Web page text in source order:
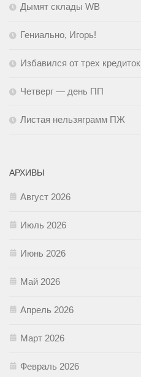
Дымят склады WB
Гениально, Игорь!
Избавился от трех кредиток
Четверг — день ПП
Листая нельзяграмм ПЖ
АРХИВЫ
Август 2026
Июль 2026
Июнь 2026
Май 2026
Апрель 2026
Март 2026
Февраль 2026